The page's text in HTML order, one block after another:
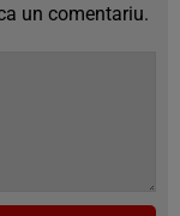
un comentariu.